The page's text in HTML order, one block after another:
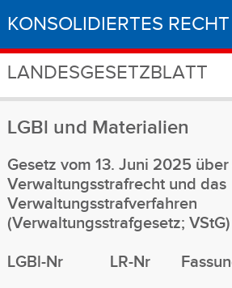
KONSOLIDIERTES RECHT
LANDESGESETZBLATT
LGBl und Materialien
Gesetz vom 13. Juni 2025
Verwaltungsstrafrecht und das
Verwaltungsstrafverfahren
(Verwaltungsstrafgesetz; VStG)
LGBl-Nr LR-Nr